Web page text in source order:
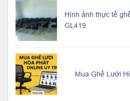
Hình ảnh thực tế
GL419
Mua Ghế Lưới